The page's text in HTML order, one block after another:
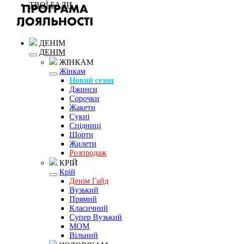
ТВОЇ БАЛИ
ДЕНІМ
ДЕНІМ
ЖІНКАМ
Жінкам
Новий сезон
Джинси
Сорочки
Жакети
Сукні
Спідниці
Шорти
Жилети
Розпродаж
КРІЙ
Крій
Денім Гайд
Вузький
Прямий
Класичний
Супер Вузький
MOM
Вільний